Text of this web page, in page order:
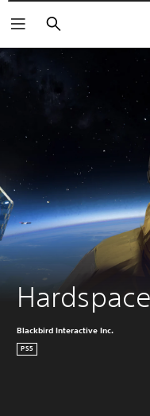
Buscar
Blackbird Interactive Inc.
PS5